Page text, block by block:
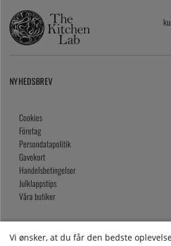
NYHEDSBREV
Cookies
Företag
Persondatapolitik
Gavekort
Handelsbetingelser
Julklappstips
Våra butiker
Vi ønsker, at du får den bedste